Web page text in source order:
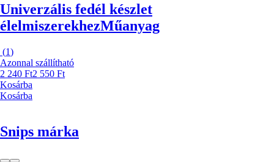
Univerzális fedél készlet
élelmiszerekhezMűanyag
(1)
Azonnal szállítható
2 240 Ft2 550 Ft
Kosárba
Kosárba
Snips márka